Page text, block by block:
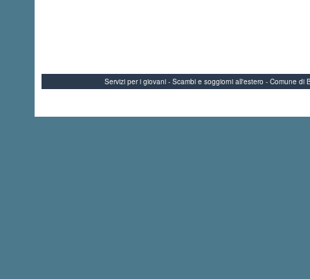
Servizi per i giovani - Scambi e soggiorni all'estero - Comune